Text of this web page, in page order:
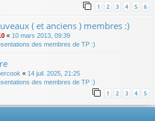
1 2 3 4 5 6
( et anciens ) membres :)
« 10 mars 2013, 09:39
des membres de TP :)
« 14 juil. 2025, 21:25
des membres de TP :)
1 2 3 4 5